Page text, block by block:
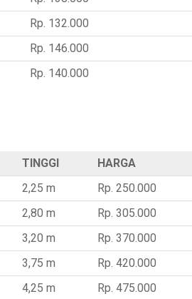
Rp. 132.000
Rp. 146.000
Rp. 140.000
TINGGI
HARGA
2,25 m
Rp. 250.000
2,80 m
Rp. 305.000
3,20 m
Rp. 370.000
3,75 m
Rp. 420.000
4,25 m
Rp. 475.000